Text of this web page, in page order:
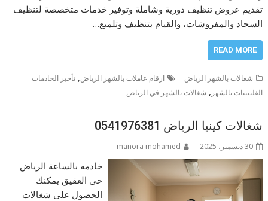
تقديم عروض تنظيف دورية وشاملة وتوفير خدمات متخصصة لتنظيف
السجاد والمفروشات، والقيام بتنظيف وتلميع…
READ MORE
شغالات بالشهر الرياض ارقام عاملات بالشهر الرياض,تأجير الخادمات
الفلبينيات بالشهر , شغالات بالشهر في الرياض
شغالات كينيا الرياض 0541976381
30 ديسمبر، 2025 manora mohamed
خادمه بالساعة الرياض
حى العقيق يمكنك
الحصول على شغالات